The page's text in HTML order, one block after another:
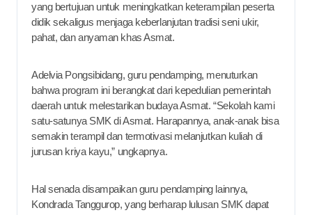
yang bertujuan untuk meningkatkan keterampilan peserta
didik sekaligus menjaga keberlanjutan tradisi seni ukir,
pahat, dan anyaman khas Asmat.
Adelvia Pongsibidang, guru pendamping, menuturkan
bahwa program ini berangkat dari kepedulian pemerintah
daerah untuk melestarikan budaya Asmat. “Sekolah kami
satu-satunya SMK di Asmat. Harapannya, anak-anak bisa
semakin terampil dan termotivasi melanjutkan kuliah di
jurusan kriya kayu,” ungkapnya.
Hal senada disampaikan guru pendamping lainnya,
Kondrada Tanggurop, yang berharap lulusan SMK dapat